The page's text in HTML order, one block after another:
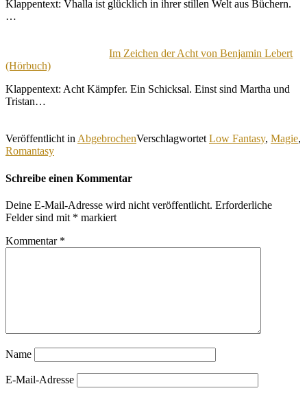
Klappentext: Vhalla ist glücklich in ihrer stillen Welt aus Büchern.
…
Im Zeichen der Acht von Benjamin Lebert
(Hörbuch)
Klappentext: Acht Kämpfer. Ein Schicksal. Einst sind Martha und
Tristan…
Veröffentlicht in AbgebrochenVerschlagwortet Low Fantasy, Magie,
Romantasy
Schreibe einen Kommentar
Deine E-Mail-Adresse wird nicht veröffentlicht. Erforderliche
Felder sind mit * markiert
Kommentar *
Name
E-Mail-Adresse